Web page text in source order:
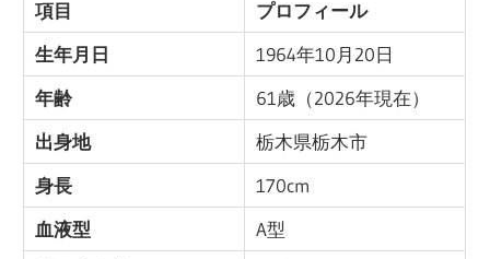
項目
プロフィール
生年月日
1964年10月20日
年齢
61歳（2026年現在）
出身地
栃木県栃木市
身長
170cm
血液型
A型